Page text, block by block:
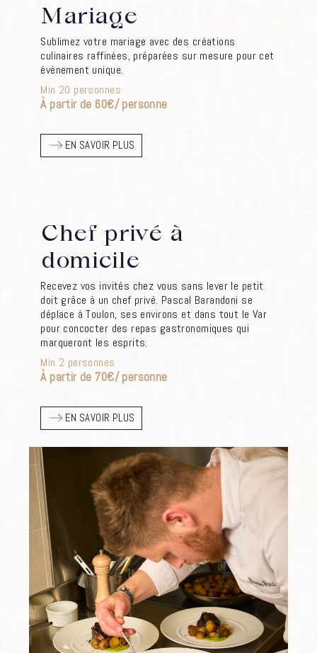
Mariage
Sublimez votre mariage avec des créations
culinaires raffinées, préparées sur mesure pour cet
événement unique.
Min 20 personnes
À partir de 60€/ personne
EN SAVOIR PLUS
Chef privé à
domicile
Recevez vos invités chez vous sans lever le petit
doit grâce à un chef privé. Pascal Barandoni se
déplace à Toulon, ses environs et dans tout le Var
pour concocter des repas gastronomiques qui
marqueront les esprits.
Min 2 personnes
À partir de 70€/ personne
EN SAVOIR PLUS